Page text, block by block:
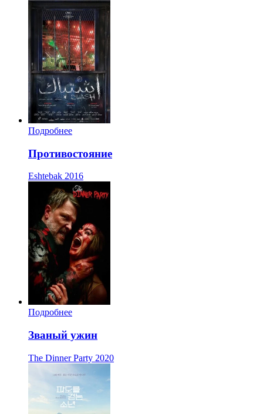
Подробнее
Противостояние
Eshtebak 2016
Подробнее
Званый ужин
The Dinner Party 2020